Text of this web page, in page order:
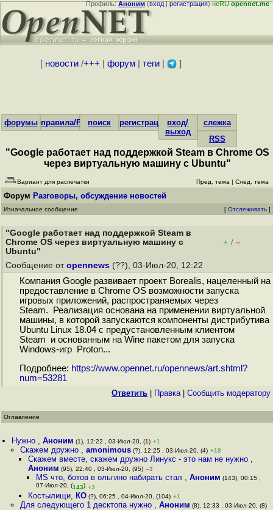
Профиль:Аноним(вход|регистрация)неRUopennet.me
[ новости/+++ форум| теги| ]
форумы правила/FAQпоиск регистрациявход/
выход
слежка
RSS
"Google работает над поддержкой Steam в Chrome OS
через виртуальную машину с Ubuntu"
Вариант для распечатки Пред. тема | След. тема
Форум Разговоры, обсуждение новостей
Изначальное сообщение [ Отслеживать ]
"Google работает над поддержкой Steam в
Chrome OS через виртуальную машину с
Ubuntu"
+ / –
Сообщение от opennews (??), 03-Июл-20, 12:22
Компания Google развивает проект Borealis, нацеленный на
предоставление в Chrome OS возможности запуска
игровых приложений, распространяемых через
Steam. Реализация основана на применении виртуальной
машины, в которой запускаются компоненты дистрибутива
Ubuntu Linux 18.04 с предустановленным клиентом
Steam и основанным на Wine пакетом для запуска
Windows-игр Proton...
Подробнее: https://www.opennet.ru/opennews/art.shtml?
num=53281
Ответить Правка| Cообщить модератору
Оглавление
Нужно ,Аноним (1), 12:22 , 03-Июл-20, (1) +1
Скажем дружно , amonimous(?), 12:25 , 03-Июл-20, (4) +18
Скажем вместе, скажем дружно Линукс - это нам не нужно ,
Аноним (95), 22:40 , 03-Июл-20, (95) –3
MS что, ботов в ольгино набирать стал ,Аноним (143), 00:15 ,
07-Июл-20, (143) +3
Костылищи, КО(?), 06:25 , 04-Июл-20, (104) +1
Для следующего 1 десктопа нужно , Аноним (8), 12:33 , 03-Июл-20, (8)